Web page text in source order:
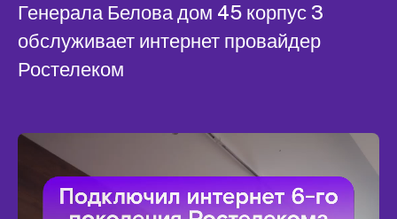
Генерала Белова дом 45 корпус 3
обслуживает интернет провайдер
Ростелеком